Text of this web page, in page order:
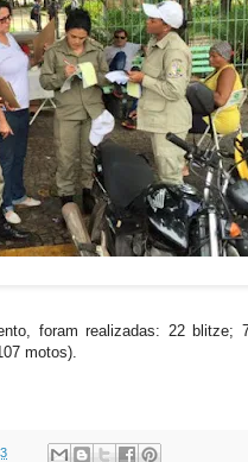
foram realizadas: 22 blitze;
motos).